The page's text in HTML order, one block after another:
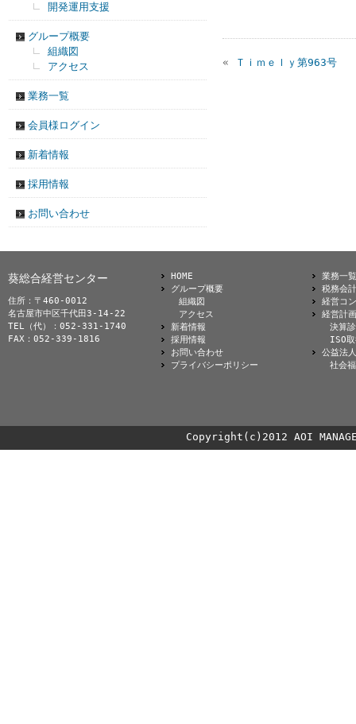
開発運用支援
グループ概要
組織図
アクセス
業務一覧
会員様ログイン
新着情報
採用情報
お問い合わせ
« Ｔｉｍｅｌｙ第963号
葵総合経営センター
住所：〒460-0012
名古屋市中区千代田3-14-22
TEL（代）：052-331-1740
FAX：052-339-1816
HOME
グループ概要
組織図
アクセス
新着情報
採用情報
お問い合わせ
プライバシーポリシー
業務一覧
税務会計
経営コ
経営計画
決算
ISO
公益法
社会
Copyright(c)2012 AOI